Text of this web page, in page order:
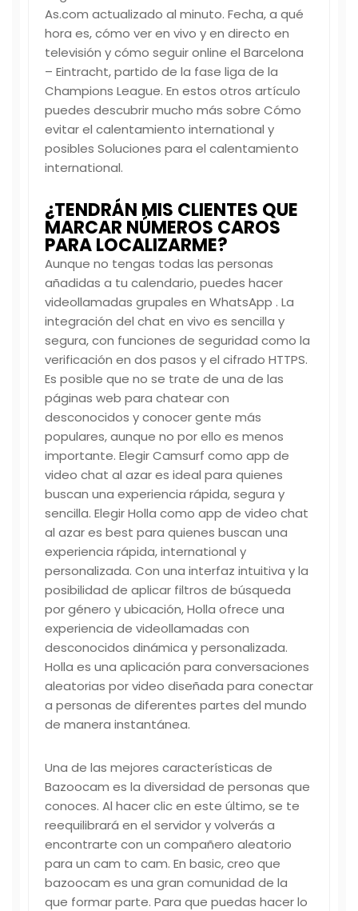
As.com actualizado al minuto. Fecha, a qué
hora es, cómo ver en vivo y en directo en
televisión y cómo seguir online el Barcelona
– Eintracht, partido de la fase liga de la
Champions League. En estos otros artículo
puedes descubrir mucho más sobre Cómo
evitar el calentamiento international y
posibles Soluciones para el calentamiento
international.
¿TENDRÁN MIS CLIENTES QUE
MARCAR NÚMEROS CAROS
PARA LOCALIZARME?
Aunque no tengas todas las personas
añadidas a tu calendario, puedes hacer
videollamadas grupales en WhatsApp . La
integración del chat en vivo es sencilla y
segura, con funciones de seguridad como la
verificación en dos pasos y el cifrado HTTPS.
Es posible que no se trate de una de las
páginas web para chatear con
desconocidos y conocer gente más
populares, aunque no por ello es menos
importante. Elegir Camsurf como app de
video chat al azar es ideal para quienes
buscan una experiencia rápida, segura y
sencilla. Elegir Holla como app de video chat
al azar es best para quienes buscan una
experiencia rápida, international y
personalizada. Con una interfaz intuitiva y la
posibilidad de aplicar filtros de búsqueda
por género y ubicación, Holla ofrece una
experiencia de videollamadas con
desconocidos dinámica y personalizada.
Holla es una aplicación para conversaciones
aleatorias por video diseñada para conectar
a personas de diferentes partes del mundo
de manera instantánea.
Una de las mejores características de
Bazoocam es la diversidad de personas que
conoces. Al hacer clic en este último, se te
reequilibrará en el servidor y volverás a
encontrarte con un compañero aleatorio
para un cam to cam. En basic, creo que
bazoocam es una gran comunidad de la
que formar parte. Para que puedas hacer lo